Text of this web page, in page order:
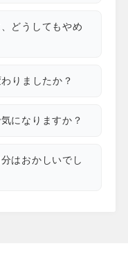
どうしてもやめ
りましたか？
になりますか？
はおかしいでし